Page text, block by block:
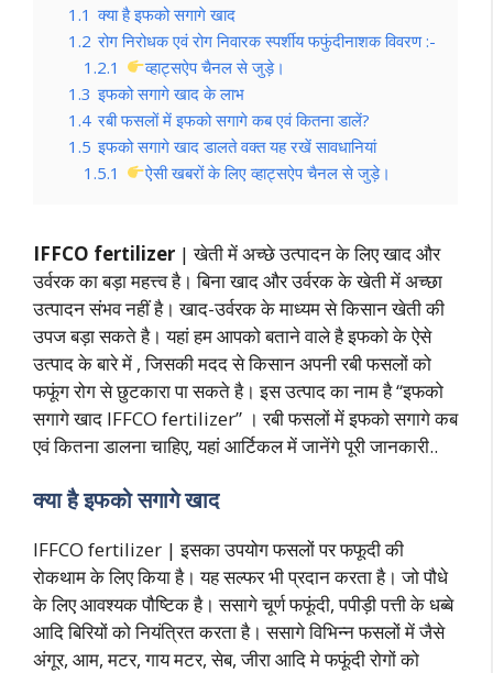
1.1 क्या है इफको सगागे खाद
1.2 रोग निरोधक एवं रोग निवारक स्पर्शीय फफुंदीनाशक विवरण :-
1.2.1
व्हाट्सऐप चैनल से जुड़े।
1.3 इफको सगागे खाद के लाभ
1.4 रबी फसलों में इफको सगागे कब एवं कितना डालें?
1.5 इफको सगागे खाद डालते वक्त यह रखें सावधानियां
1.5.1
ऐसी खबरों के लिए व्हाट्सऐप चैनल से जुड़े।
IFFCO fertilizer | खेती में अच्छे उत्पादन के लिए खाद और
उर्वरक का बड़ा महत्त्व है। बिना खाद और उर्वरक के खेती में अच्छा
उत्पादन संभव नहीं है। खाद-उर्वरक के माध्यम से किसान खेती की
उपज बड़ा सकते है। यहां हम आपको बताने वाले है इफको के ऐसे
उत्पाद के बारे में , जिसकी मदद से किसान अपनी रबी फसलों को
फफूंग रोग से छुटकारा पा सकते है। इस उत्पाद का नाम है “इफको
सगागे खाद IFFCO fertilizer” । रबी फसलों में इफको सगागे कब
एवं कितना डालना चाहिए, यहां आर्टिकल में जानेंगे पूरी जानकारी..
क्या है इफको सगागे खाद
IFFCO fertilizer | इसका उपयोग फसलों पर फफूदी की
रोकथाम के लिए किया है। यह सल्फर भी प्रदान करता है। जो पौधे
के लिए आवश्यक पौष्टिक है। ससागे चूर्ण फफूंदी, पपीड़ी पत्ती के धब्बे
आदि बिरियों को नियंत्रित करता है। ससागे विभिन्न फसलों में जैसे
अंगूर, आम, मटर, गाय मटर, सेब, जीरा आदि मे फफूंदी रोगों को